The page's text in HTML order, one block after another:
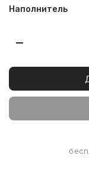
Наполнитель